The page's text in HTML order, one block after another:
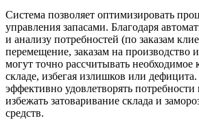
Система позволяет оптимизировать
управления запасами. Благодаря
и анализу потребностей (по заказам
перемещение, заказам на производство
могут точно рассчитывать необходимое
складе, избегая излишков или
эффективно удовлетворять
избежать затоваривание склада и
средств.